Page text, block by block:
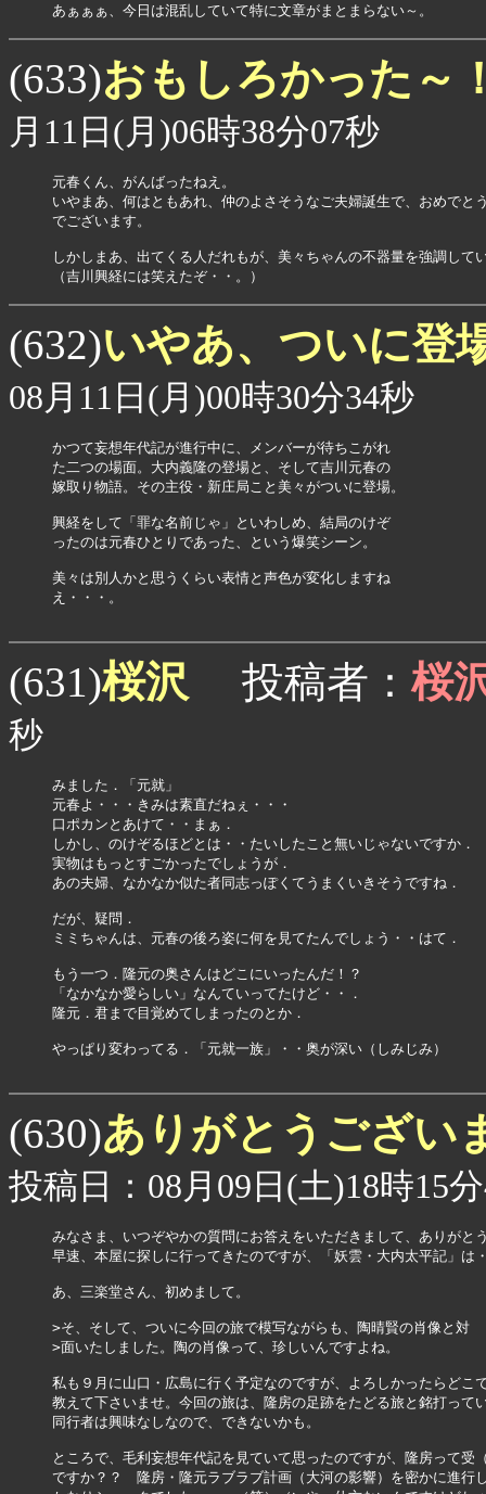
あぁぁぁ、今日は混乱していて特に文章がまとまらない～。
(633)おもしろかった～
月11日(月)06時38分07秒
元春くん、がんばったねえ。
いやまあ、何はともあれ、仲のよさそうなご夫婦誕生で、おめでと
でございます。
しかしまあ、出てくる人だれもが、美々ちゃんの不器量を強調して
（吉川興経には笑えたぞ・・。）
(632)いやあ、ついに登
08月11日(月)00時30分34秒
かつて妄想年代記が進行中に、メンバーが待ちこがれ
た二つの場面。大内義隆の登場と、そして吉川元春の
嫁取り物語。その主役・新庄局こと美々がついに登場。
興経をして「罪な名前じゃ」といわしめ、結局のけぞ
ったのは元春ひとりであった、という爆笑シーン。
美々は別人かと思うくらい表情と声色が変化しますね
え・・・。
(631)桜沢 投稿者： 桜
秒
みました．「元就」
元春よ・・・きみは素直だねぇ・・・
口ポカンとあけて・・まぁ．
しかし、のけぞるほどとは・・たいしたこと無いじゃないですか．
実物はもっとすごかったでしょうが．
あの夫婦、なかなか似た者同志っぽくてうまくいきそうですね．
だが、疑問．
ミミちゃんは、元春の後ろ姿に何を見てたんでしょう・・はて．
もう一つ．隆元の奥さんはどこにいったんだ！？
「なかなか愛らしい」なんていってたけど・・．
隆元．君まで目覚めてしまったのとか．
やっぱり変わってる．「元就一族」・・奥が深い（しみじみ）
(630)ありがとうござい
投稿日：08月09日(土)18時15
みなさま、いつぞやかの質問にお答えをいただきまして、ありがと
早速、本屋に探しに行ってきたのですが、「妖雲・大内太平記」は
あ、三楽堂さん、初めまして。
>そ、そして、ついに今回の旅で模写ながらも、陶晴賢の肖像と対
>面いたしました。陶の肖像って、珍しいんですよね。
私も９月に山口・広島に行く予定なのですが、よろしかったらどこ
教えて下さいませ。今回の旅は、隆房の足跡をたどる旅と銘打って
同行者は興味なしなので、できないかも。
ところで、毛利妄想年代記を見ていて思ったのですが、隆房って受
ですか？？　隆房・隆元ラブラブ計画（大河の影響）を密かに進行